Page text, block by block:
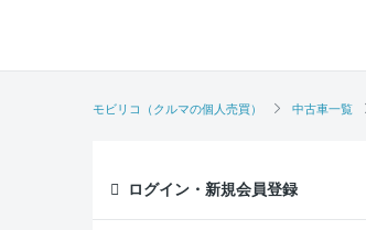
モビリコ（クルマの個人売買） 中古車一覧
ログイン・新規会員登録